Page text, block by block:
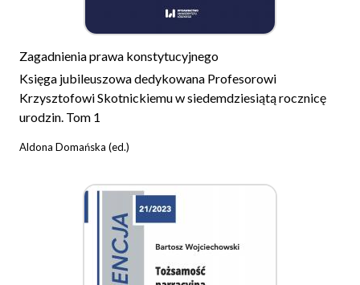
Zagadnienia prawa konstytucyjnego
Księga jubileuszowa dedykowana Profesorowi
Krzysztofowi Skotnickiemu w siedemdziesiątą rocznicę
urodzin. Tom 1
Aldona Domańska (ed.)